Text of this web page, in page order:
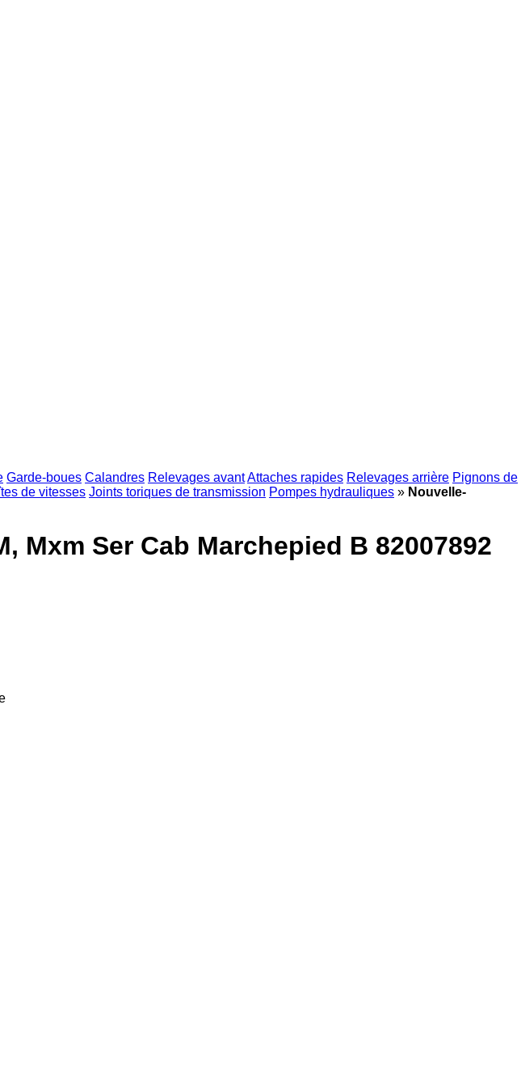
Garde-boues Calandres Relevages avantAttaches rapides Relevages arrière Pignons de
de vitesses Joints toriques de transmission Pompes hydrauliques » Nouvelle-
Mxm Ser Cab Marchepied B 82007892